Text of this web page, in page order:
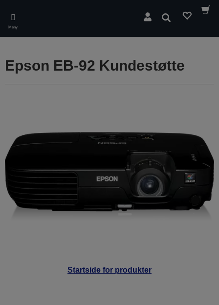
main
content
Meny
Søk
Startside for produkter
Epson EB-92 Kundestøtte